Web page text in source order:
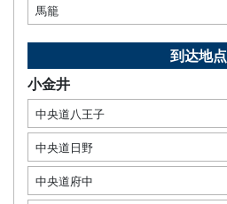
馬籠
到达地点
小金井
中央道八王子
中央道日野
中央道府中